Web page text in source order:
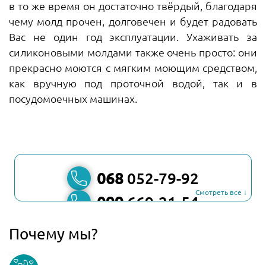
в то же время он достаточно твёрдый, благодаря
чему молд прочен, долговечен и будет радовать
Вас не один год эксплуатации. Ухаживать за
силиконовыми молдами также очень просто: они
прекрасно моются с мягким моющим средством,
как вручную под проточной водой, так и в
посудомоечных машинах.
068 052-79-92
099669-21-54
067
Смотреть все ↓
Почему мы?